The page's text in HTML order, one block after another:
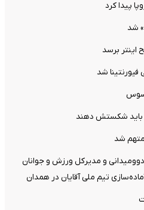
پیدا کرد
شد
اینتر برسد
فیورنتینا شد
باید شکستش دهند
شد
و مدیرکل ورزش و جوانان
تیم ملی آقایان در همدان